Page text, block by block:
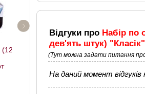
Профессиональный
покерный набор
"Monte Carlo Millions"
Відгуки про Набір по
дев'ять штук) "Класік"
(Тут можна задати питання
На даний момент відгуків